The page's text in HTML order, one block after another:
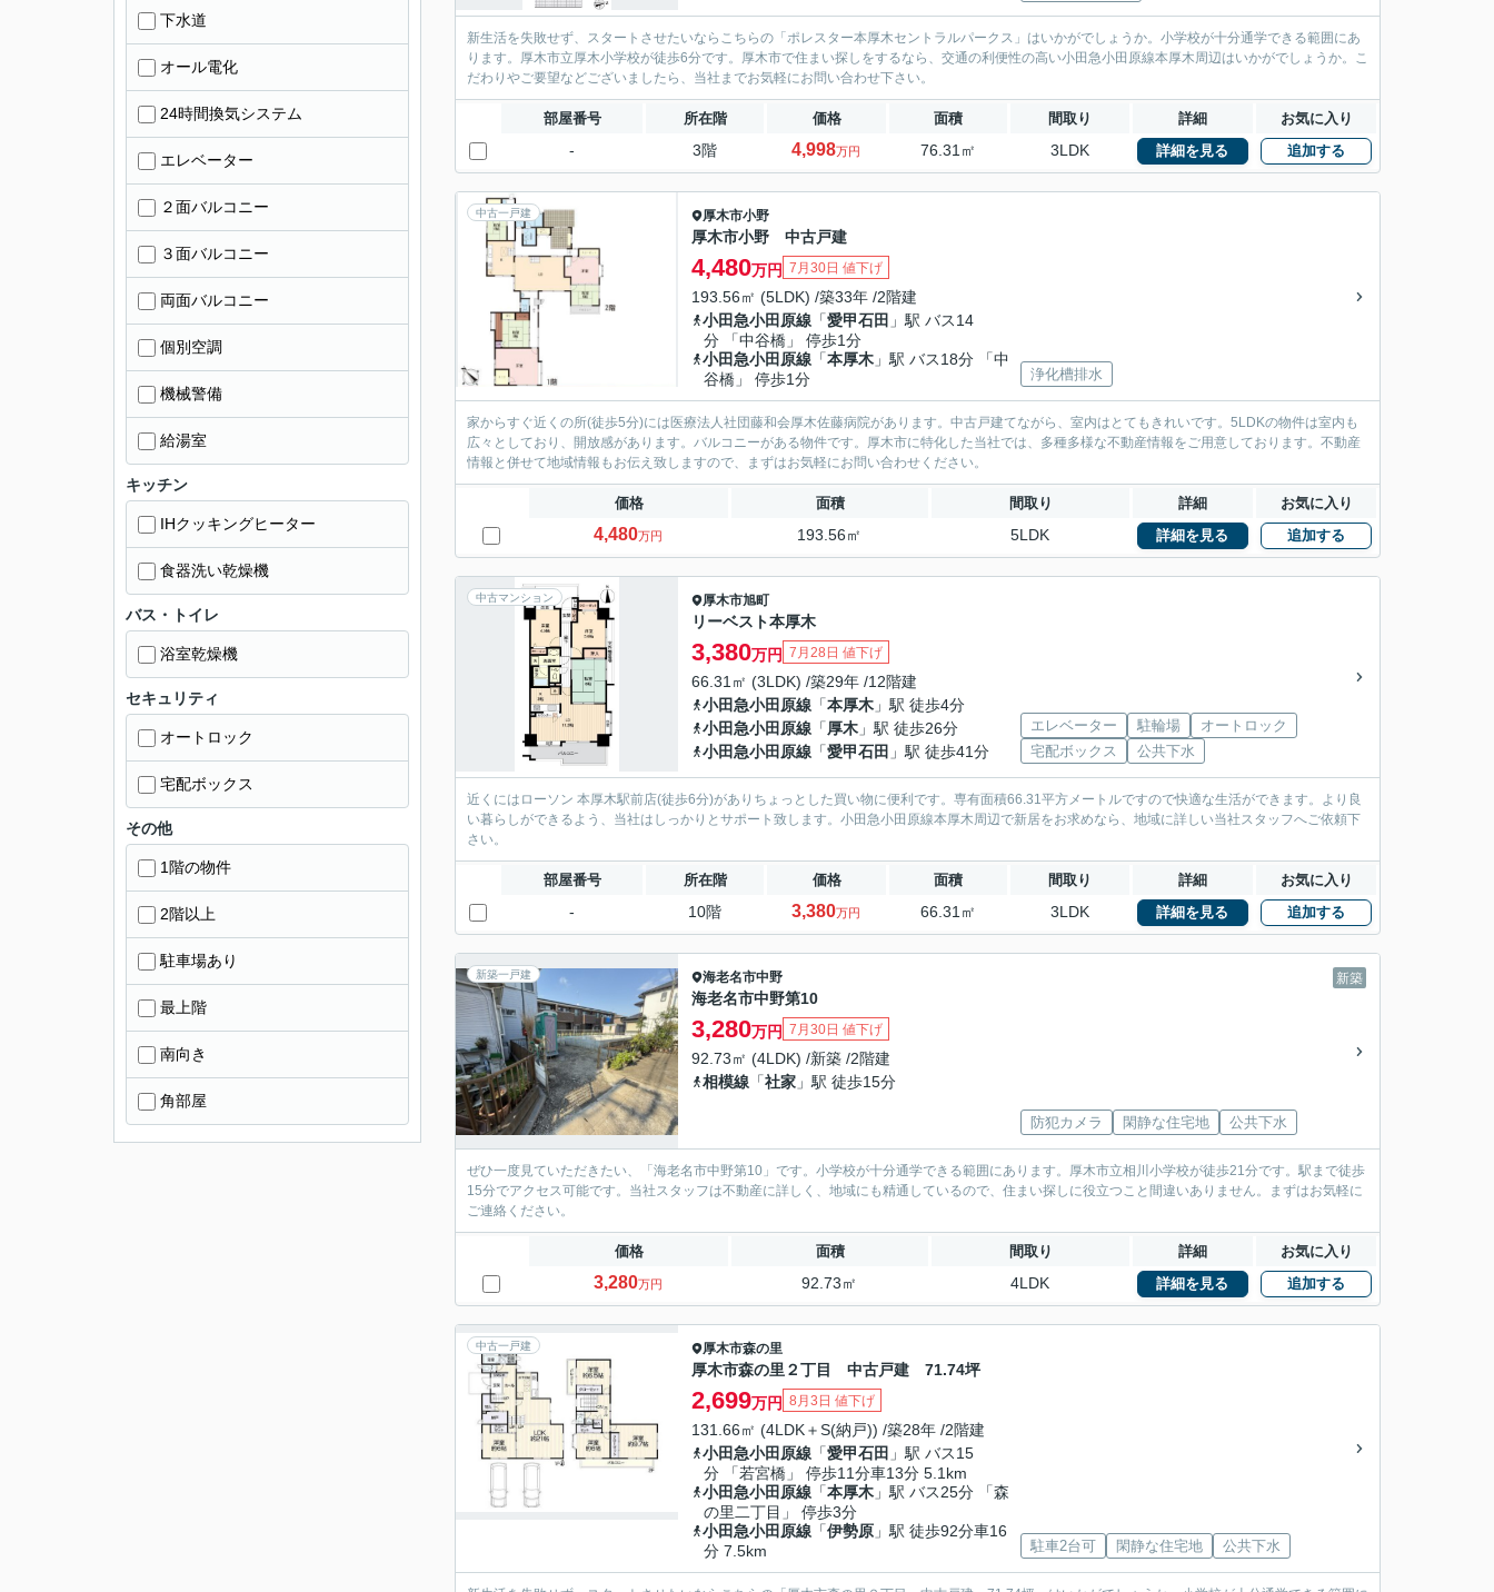
新生活を失敗せず、スタートさせたいならこちらの「ポレスター本厚木セントラルパークス」はいかがでしょうか。小学校が十分通学できる範囲にあ
ります。厚木市立厚木小学校が徒歩6分です。厚木市で住まい探しをするなら、交通の利便性の高い小田急小田原線本厚木周辺はいかがでしょうか。こ
だわりやご要望などございましたら、当社までお気軽にお問い合わせ下さい。
部屋番号 所在階 価格 面積 間取り 詳細 お気に入り
- 3階 4,998万円 76.31㎡ 3LDK 詳細を見る 追加する
中古一戸建 厚木市小野
厚木市小野 中古戸建
4,480万円 7月30日 値下げ
193.56㎡ (5LDK) /築33年 /2階建
小田急小田原線 「愛甲石田 」駅 バス14
分 「中谷橋」 停歩1分
小田急小田原線 「本厚木 」駅 バス18分 「中
谷橋」 停歩1分
浄化槽排水
家からすぐ近くの所(徒歩5分)には医療法人社団藤和会厚木佐藤病院があります。中古戸建てながら、室内はとてもきれいです。5LDKの物件は室内も
広々としており、開放感があります。バルコニーがある物件です。厚木市に特化した当社では、多種多様な不動産情報をご用意しております。不動産
情報と併せて地域情報もお伝え致しますので、まずはお気軽にお問い合わせください。
価格 面積 間取り 詳細 お気に入り
4,480万円 193.56㎡ 5LDK 詳細を見る 追加する
中古マンション 厚木市旭町
リーベスト本厚木
3,380万円 7月28日 値下げ
66.31㎡ (3LDK) /築29年 /12階建
小田急小田原線 「本厚木 」駅 徒歩4分
小田急小田原線 「厚木 」駅 徒歩26分
小田急小田原線 「愛甲石田 」駅 徒歩41分
エレベーター 駐輪場
オートロック
宅配ボックス
公共下水
近くにはローソン 本厚木駅前店(徒歩6分)がありちょっとした買い物に便利です。専有面積66.31平方メートルですので快適な生活ができます。より良
い暮らしができるよう、当社はしっかりとサポート致します。小田急小田原線本厚木周辺で新居をお求めなら、地域に詳しい当社スタッフへご依頼下
さい。
部屋番号 所在階 価格 面積 間取り 詳細 お気に入り
- 10階 3,380万円 66.31㎡ 3LDK 詳細を見る 追加する
新築一戸建 新築
海老名市中野
海老名市中野第10
3,280万円 7月30日 値下げ
92.73㎡ (4LDK) /新築 /2階建
相模線 「社家 」駅 徒歩15分
防犯カメラ 閑静な住宅地 公共下水
ぜひ一度見ていただきたい、「海老名市中野第10」です。小学校が十分通学できる範囲にあります。厚木市立相川小学校が徒歩21分です。駅まで徒歩
15分でアクセス可能です。当社スタッフは不動産に詳しく、地域にも精通しているので、住まい探しに役立つこと間違いありません。まずはお気軽に
ご連絡ください。
価格 面積 間取り 詳細 お気に入り
3,280万円 92.73㎡ 4LDK 詳細を見る 追加する
中古一戸建 厚木市森の里
厚木市森の里２丁目 中古戸建 71.74坪
2,699万円 8月3日 値下げ
131.66㎡ (4LDK＋S(納戸)) /築28年 /2階建
小田急小田原線 「愛甲石田 」駅 バス15
分 「若宮橋」 停歩11分車13分 5.1km
小田急小田原線 「本厚木 」駅 バス25分 「森
の里二丁目」 停歩3分
小田急小田原線 「伊勢原 」駅 徒歩92分車16
分 7.5km
駐車2台可 閑静な住宅地 公共下水
下水道
オール電化
24時間換気システム
エレベーター
２面バルコニー
３面バルコニー
両面バルコニー
個別空調
機械警備
給湯室
キッチン
IHクッキングヒーター
食器洗い乾燥機
バス・トイレ
浴室乾燥機
セキュリティ
オートロック
宅配ボックス
その他
1階の物件
2階以上
駐車場あり
最上階
南向き
角部屋